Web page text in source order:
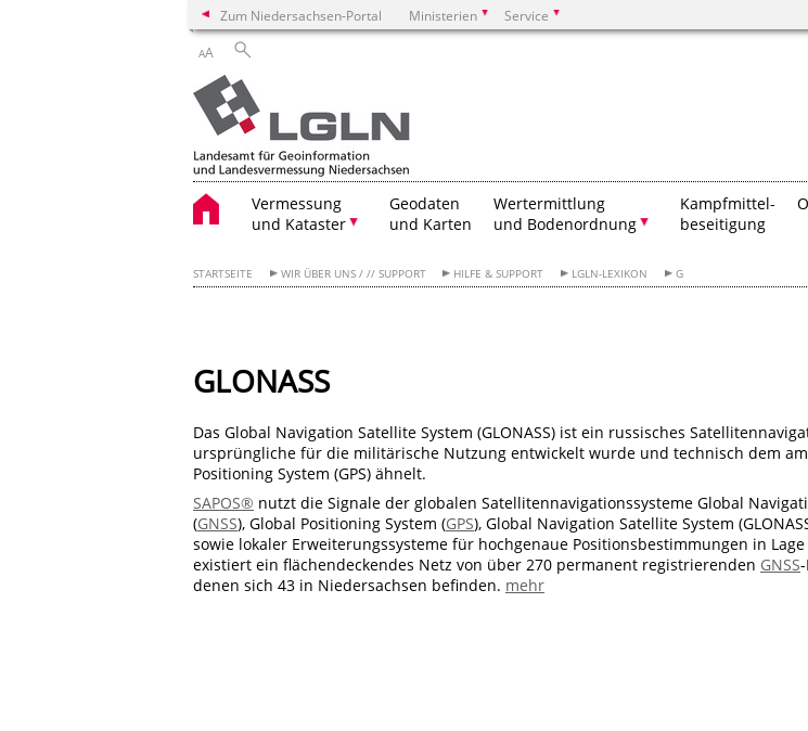
Zum Niedersachsen-Portal Ministerien Service
AA
Vermessung
und Kataster
Geodaten
und Karten
Wertermittlung
und Bodenordnung
Kampfmittel-
beseitigung
STARTSEITE WIR ÜBER UNS / // SUPPORT HILFE & SUPPORT LGLN-LEXIKON G
GLONASS
Das Global Navigation Satellite System (GLONASS) ist ein russisches
ursprüngliche für die militärische Nutzung entwickelt wurde und technisch dem
Positioning System (GPS) ähnelt.
SAPOS® nutzt die Signale der globalen Satellitennavigationssysteme Global
(GNSS), Global Positioning System (GPS), Global Navigation Satellite System
sowie lokaler Erweiterungssysteme für hochgenaue Positionsbestimmungen in
existiert ein flächendeckendes Netz von über 270 permanent registrierenden GNSS
denen sich 43 in Niedersachsen befinden. mehr